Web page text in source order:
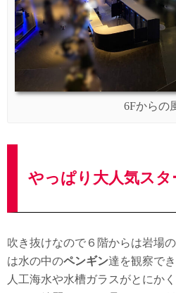
6Fからの
やっぱり大人気ス
吹き抜けなので６階からは岩場
は水の中のペンギン達を観察でき
人工海水や水槽ガラスがとにか